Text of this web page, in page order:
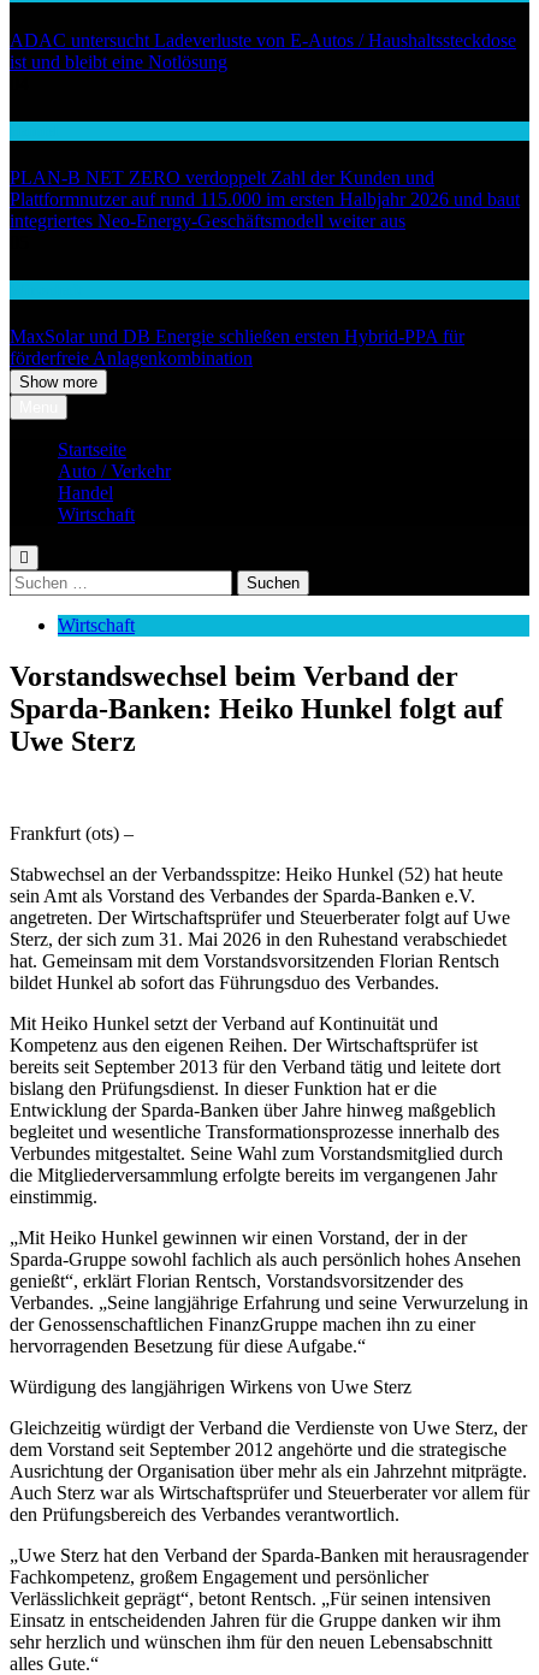
ADAC untersucht Ladeverluste von E-Autos / Haushaltssteckdose
ist und bleibt eine Notlösung
PLAN-B NET ZERO verdoppelt Zahl der Kunden und
Plattformnutzer auf rund 115.000 im ersten Halbjahr 2026 und baut
integriertes Neo-Energy-Geschäftsmodell weiter aus
MaxSolar und DB Energie schließen ersten Hybrid-PPA für
förderfreie Anlagenkombination
Show more
Startseite
Auto / Verkehr
Handel
Wirtschaft
Suchen
nach:
Wirtschaft
Vorstandswechsel beim Verband der
Sparda-Banken: Heiko Hunkel folgt auf
Uwe Sterz
Frankfurt (ots) –
Stabwechsel an der Verbandsspitze: Heiko Hunkel (52) hat heute
sein Amt als Vorstand des Verbandes der Sparda-Banken e.V.
angetreten. Der Wirtschaftsprüfer und Steuerberater folgt auf Uwe
Sterz, der sich zum 31. Mai 2026 in den Ruhestand verabschiedet
hat. Gemeinsam mit dem Vorstandsvorsitzenden Florian Rentsch
bildet Hunkel ab sofort das Führungsduo des Verbandes.
Mit Heiko Hunkel setzt der Verband auf Kontinuität und
Kompetenz aus den eigenen Reihen. Der Wirtschaftsprüfer ist
bereits seit September 2013 für den Verband tätig und leitete dort
bislang den Prüfungsdienst. In dieser Funktion hat er die
Entwicklung der Sparda-Banken über Jahre hinweg maßgeblich
begleitet und wesentliche Transformationsprozesse innerhalb des
Verbundes mitgestaltet. Seine Wahl zum Vorstandsmitglied durch
die Mitgliederversammlung erfolgte bereits im vergangenen Jahr
einstimmig.
„Mit Heiko Hunkel gewinnen wir einen Vorstand, der in der
Sparda-Gruppe sowohl fachlich als auch persönlich hohes Ansehen
genießt“, erklärt Florian Rentsch, Vorstandsvorsitzender des
Verbandes. „Seine langjährige Erfahrung und seine Verwurzelung in
der Genossenschaftlichen FinanzGruppe machen ihn zu einer
hervorragenden Besetzung für diese Aufgabe.“
Würdigung des langjährigen Wirkens von Uwe Sterz
Gleichzeitig würdigt der Verband die Verdienste von Uwe Sterz, der
dem Vorstand seit September 2012 angehörte und die strategische
Ausrichtung der Organisation über mehr als ein Jahrzehnt mitprägte.
Auch Sterz war als Wirtschaftsprüfer und Steuerberater vor allem für
den Prüfungsbereich des Verbandes verantwortlich.
„Uwe Sterz hat den Verband der Sparda-Banken mit herausragender
Fachkompetenz, großem Engagement und persönlicher
Verlässlichkeit geprägt“, betont Rentsch. „Für seinen intensiven
Einsatz in entscheidenden Jahren für die Gruppe danken wir ihm
sehr herzlich und wünschen ihm für den neuen Lebensabschnitt
alles Gute.“